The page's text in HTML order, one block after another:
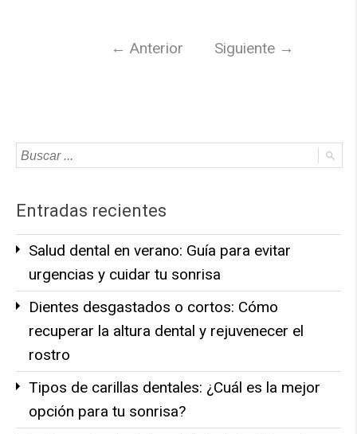
← Anterior Siguiente →
Entradas recientes
Salud dental en verano: Guía para evitar
urgencias y cuidar tu sonrisa
Dientes desgastados o cortos: Cómo
recuperar la altura dental y rejuvenecer el
rostro
Tipos de carillas dentales: ¿Cuál es la mejor
opción para tu sonrisa?